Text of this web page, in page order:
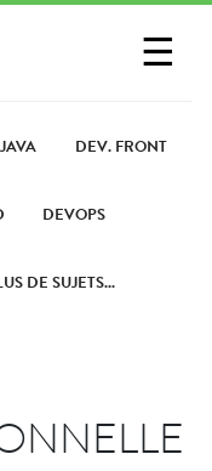
☰
JAVA DEV. FRONT
DEVOPS
DE SUJETS...